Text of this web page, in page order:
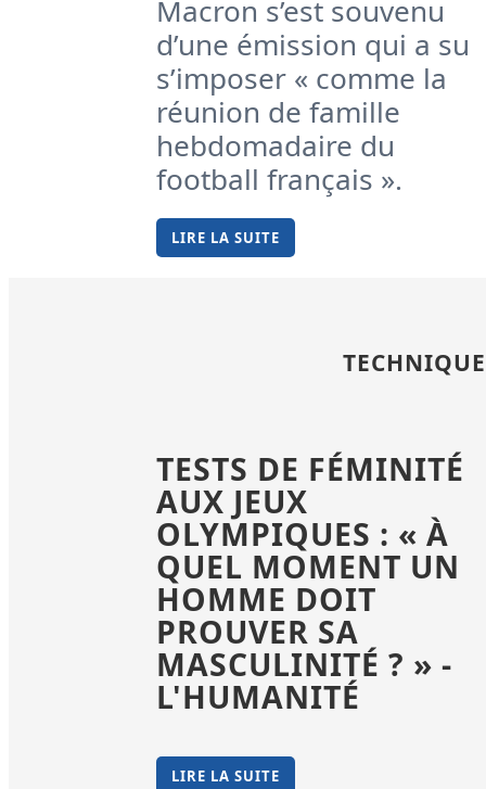
Macron s’est souvenu
d’une émission qui a su
s’imposer « comme la
réunion de famille
hebdomadaire du
football français ».
LIRE LA SUITE
TESTS DE FÉMINITÉ
AUX JEUX
OLYMPIQUES : « À
QUEL MOMENT UN
HOMME DOIT
PROUVER SA
MASCULINITÉ ? » -
L'HUMANITÉ
LIRE LA SUITE